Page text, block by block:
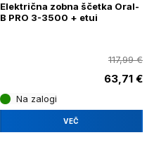
Električna zobna ščetka Oral-
B PRO 3-3500 + etui
117,99 €
63,71 €
Na zalogi
VEČ